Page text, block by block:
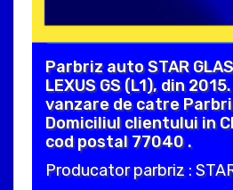
Parbriz auto STAR
LEXUS GS (L1), din
vanzare de catre
Domiciliul clientului in
cod postal 77040 .
Producator parbriz :